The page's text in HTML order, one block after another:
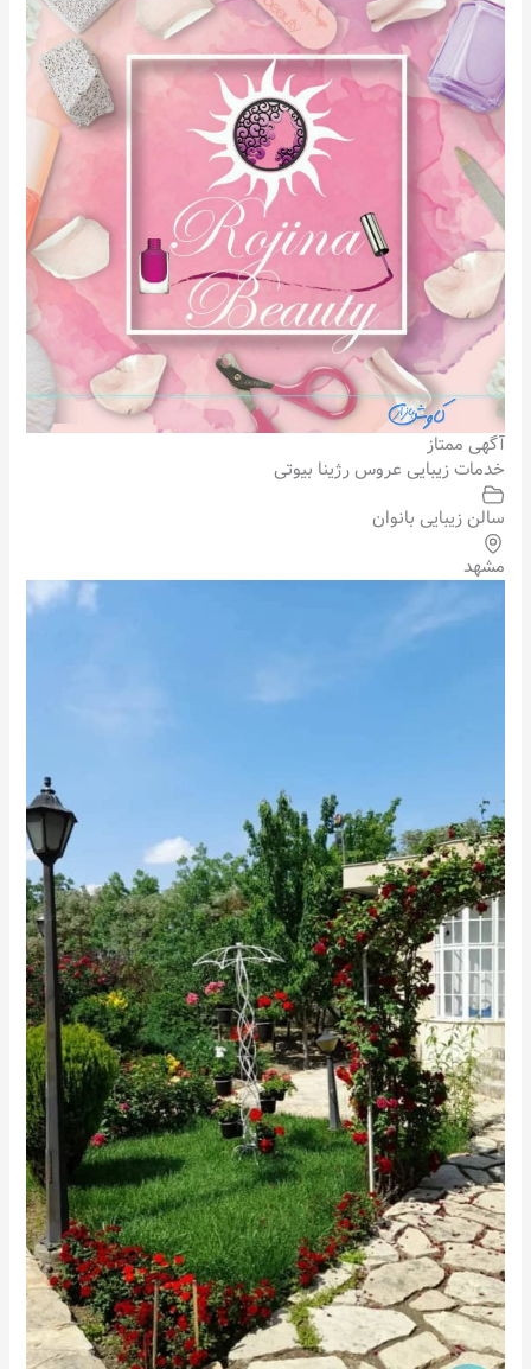
آگهی ممتاز
خدمات زیبایی عروس رژینا بیوتی
سالن زیبایی بانوان
مشهد